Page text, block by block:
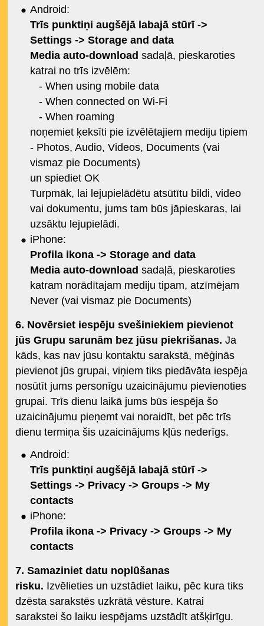
Android:
Trīs punktiņi augšējā labajā stūrī ->
Settings -> Storage and data
Media auto-download sadaļā, pieskaroties
katrai no trīs izvēlēm:
- When using mobile data
- When connected on Wi-Fi
- When roaming
noņemiet ķeksīti pie izvēlētajiem mediju tipiem
- Photos, Audio, Videos, Documents (vai
vismaz pie Documents)
un spiediet OK
Turpmāk, lai lejupielādētu atsūtītu bildi, video
vai dokumentu, jums tam būs jāpieskaras, lai
uzsāktu lejupielādi.
iPhone:
Profila ikona -> Storage and data
Media auto-download sadaļā, pieskaroties
katram norādītajam mediju tipam, atzīmējam
Never (vai vismaz pie Documents)
6. Novērsiet iespēju svešiniekiem pievienot
jūs Grupu sarunām bez jūsu piekrišanas. Ja
kāds, kas nav jūsu kontaktu sarakstā, mēģinās
pievienot jūs grupai, viņiem tiks piedāvāta iespēja
nosūtīt jums personīgu uzaicinājumu pievienoties
grupai. Trīs dienu laikā jums būs iespēja šo
uzaicinājumu pieņemt vai noraidīt, bet pēc trīs
dienu termiņa šis uzaicinājums kļūs nederīgs.
Android:
Trīs punktiņi augšējā labajā stūrī ->
Settings -> Privacy -> Groups -> My
contacts
iPhone:
Profila ikona -> Privacy -> Groups -> My
contacts
7. Samaziniet datu noplūšanas
risku. Izvēlieties un uzstādiet laiku, pēc kura tiks
dzēsta sarakstēs uzkrātā vēsture. Katrai
sarakstei šo laiku iespējams uzstādīt atšķirīgu.